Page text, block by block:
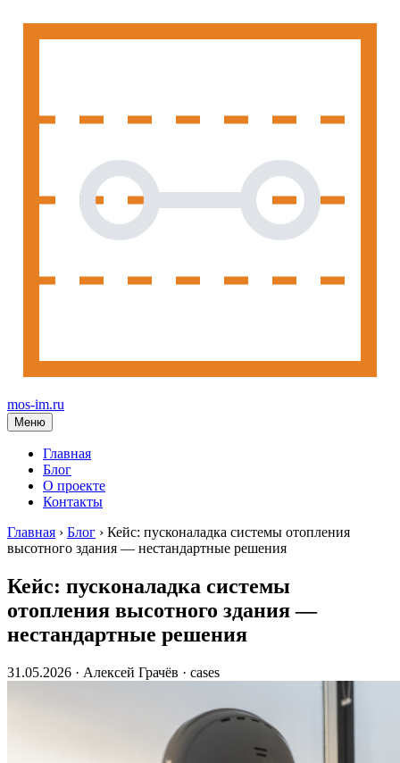
mos-im.ru
Меню
Главная
Блог
О проекте
Контакты
Главная › Блог › Кейс: пусконаладка системы отопления
высотного здания — нестандартные решения
Кейс: пусконаладка системы
отопления высотного здания —
нестандартные решения
31.05.2026 · Алексей Грачёв · cases